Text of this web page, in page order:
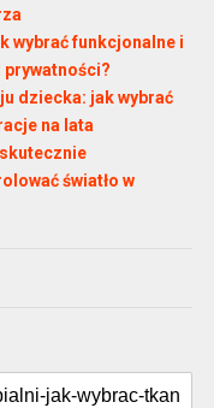
wybrać funkcjonalne i
prywatności?
dziecka: jak wybrać
na lata
światło w